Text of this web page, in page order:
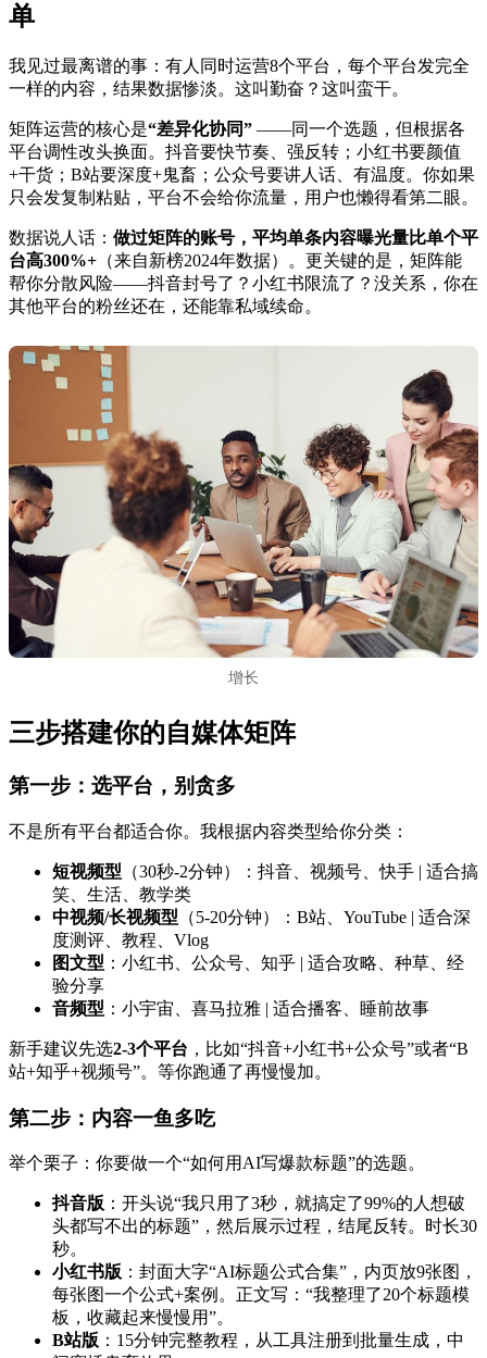
单
我见过最离谱的事：有人同时运营8个平台，每个平台发完全
一样的内容，结果数据惨淡。这叫勤奋？这叫蛮干。
矩阵运营的核心是“差异化协同” ——同一个选题，但根据各
平台调性改头换面。抖音要快节奏、强反转；小红书要颜值
+干货；B站要深度+鬼畜；公众号要讲人话、有温度。你如果
只会发复制粘贴，平台不会给你流量，用户也懒得看第二眼。
数据说人话： 做过矩阵的账号，平均单条内容曝光量比单个平
台高300%+ （来自新榜2024年数据）。更关键的是，矩阵能
帮你分散风险——抖音封号了？小红书限流了？没关系，你在
其他平台的粉丝还在，还能靠私域续命。
增长
三步搭建你的自媒体矩阵
第一步：选平台，别贪多
不是所有平台都适合你。我根据内容类型给你分类：
短视频型 （30秒-2分钟）：抖音、视频号、快手 | 适合搞
笑、生活、教学类
中视频/长视频型 （5-20分钟）：B站、YouTube | 适合深
度测评、教程、Vlog
图文型 ：小红书、公众号、知乎 | 适合攻略、种草、经
验分享
音频型 ：小宇宙、喜马拉雅 | 适合播客、睡前故事
新手建议先选2-3个平台 ，比如“抖音+小红书+公众号”或者“B
站+知乎+视频号”。等你跑通了再慢慢加。
第二步：内容一鱼多吃
举个栗子：你要做一个“如何用AI写爆款标题”的选题。
抖音版 ：开头说“我只用了3秒，就搞定了99%的人想破
头都写不出的标题”，然后展示过程，结尾反转。时长30
秒。
小红书版 ：封面大字“AI标题公式合集”，内页放9张图，
每张图一个公式+案例。正文写：“我整理了20个标题模
板，收藏起来慢慢用”。
B站版 ：15分钟完整教程，从工具注册到批量生成，中